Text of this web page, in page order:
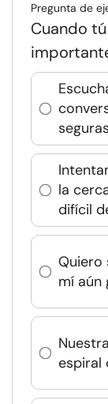
Pregunta de
Cuando
la
difícil
Quiero
mí aún
espiral